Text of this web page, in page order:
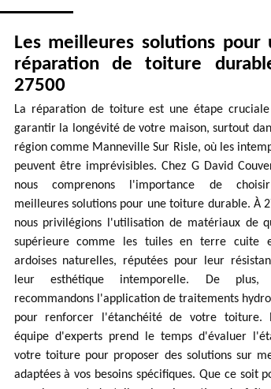
Les meilleures solutions pour
réparation de toiture
27500
La réparation de toiture est une étape
garantir la longévité de votre maison, surtout
région comme Manneville Sur Risle, où les
peuvent être imprévisibles. Chez G David
nous comprenons l'importance de
meilleures solutions pour une toiture durable. À
nous privilégions l'utilisation de matériaux de
supérieure comme les tuiles en terre cuite
ardoises naturelles, réputées pour leur
leur esthétique intemporelle. De plus,
recommandons l'application de traitements
pour renforcer l'étanchéité de votre toiture.
équipe d'experts prend le temps d'évaluer
votre toiture pour proposer des solutions sur
adaptées à vos besoins spécifiques. Que ce soit